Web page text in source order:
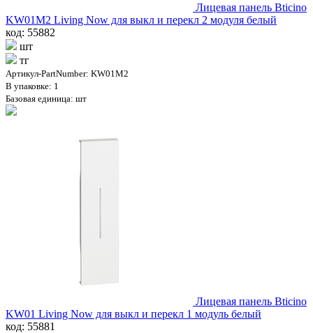
Лицевая панель Bticino
KW01M2 Living Now для выкл и перекл 2 модуля белый
код: 55882
шт
тг
Артикул-PartNumber: KW01M2
В упаковке: 1
Базовая единица: шт
Лицевая панель Bticino
KW01 Living Now для выкл и перекл 1 модуль белый
код: 55881